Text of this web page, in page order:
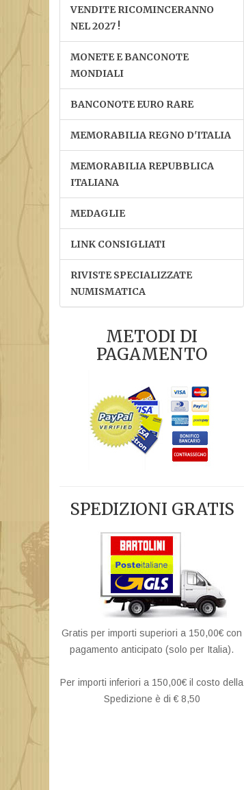
VENDITE RICOMINCERANNO
NEL 2027 !
MONETE E BANCONOTE
MONDIALI
BANCONOTE EURO RARE
MEMORABILIA REGNO D'ITALIA
MEMORABILIA REPUBBLICA
ITALIANA
MEDAGLIE
LINK CONSIGLIATI
RIVISTE SPECIALIZZATE
NUMISMATICA
METODI DI
PAGAMENTO
SPEDIZIONI GRATIS
Gratis per importi superiori a 150,00€ con
pagamento anticipato (solo per Italia).
Per importi inferiori a 150,00€ il costo della
Spedizione è di € 8,50